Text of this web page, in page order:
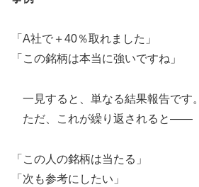
「A社で＋40％取れました」
「この銘柄は本当に強いですね」
一見すると、単なる結果報告です。
ただ、これが繰り返されると――
「この人の銘柄は当たる」
「次も参考にしたい」